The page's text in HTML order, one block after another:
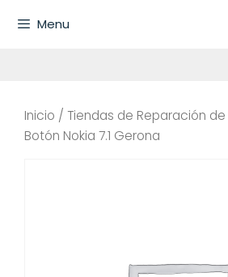
Menu
Inicio / Tiendas de Reparación de
Botón Nokia 7.1 Gerona